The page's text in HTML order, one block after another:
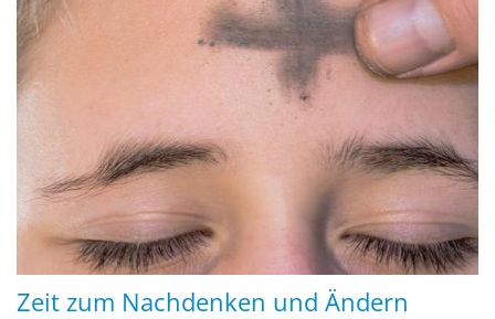
Zeit zum Nachdenken und Ändern